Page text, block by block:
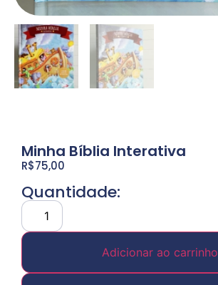
Minha Bíblia Interativa
R$75,00
Quantidade:
Adicionar ao carrinho